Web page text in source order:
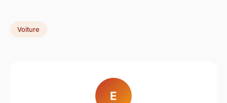
Voiture
E